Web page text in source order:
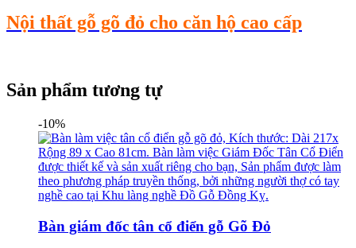
Nội thất gỗ gõ đỏ cho căn hộ cao cấp
Sản phẩm tương tự
-10%
Bàn giám đốc tân cổ điển gỗ Gõ Đỏ